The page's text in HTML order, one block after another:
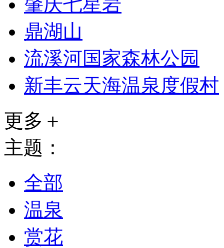
鼎湖山
流溪河国家森林公园
新丰云天海温泉度假村
更多＋
主题：
全部
温泉
赏花